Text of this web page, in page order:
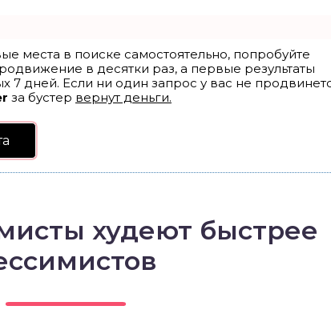
места в поиске самостоятельно, попробуйте
в десятки раз, а первые результаты
7 дней. Если ни один запрос у вас не
за бустер вернут деньги.
худеют быстрее